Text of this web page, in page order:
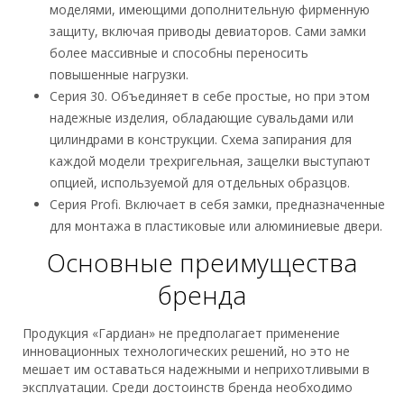
моделями, имеющими дополнительную фирменную
защиту, включая приводы девиаторов. Сами замки
более массивные и способны переносить
повышенные нагрузки.
Серия 30. Объединяет в себе простые, но при этом
надежные изделия, обладающие сувальдами или
цилиндрами в конструкции. Схема запирания для
каждой модели трехригельная, защелки выступают
опцией, используемой для отдельных образцов.
Серия Profi. Включает в себя замки, предназначенные
для монтажа в пластиковые или алюминиевые двери.
Основные преимущества
бренда
Продукция «Гардиан» не предполагает применение
инновационных технологических решений, но это не
мешает им оставаться надежными и неприхотливыми в
эксплуатации. Среди достоинств бренда необходимо